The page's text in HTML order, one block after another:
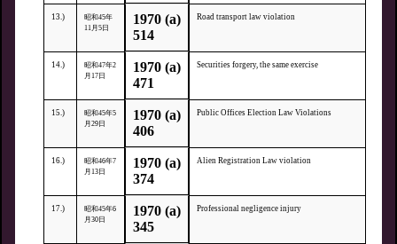
13.)
昭和45年
11月5日
1970 (a)
514
Road transport law violation
14.)
昭和47年2
月17日
1970 (a)
471
Securities forgery, the same exercise
15.)
昭和45年5
月29日
1970 (a)
406
Public Offices Election Law Violations
16.)
昭和46年7
月13日
1970 (a)
374
Alien Registration Law violation
17.)
昭和45年6
月30日
1970 (a)
345
Professional negligence injury